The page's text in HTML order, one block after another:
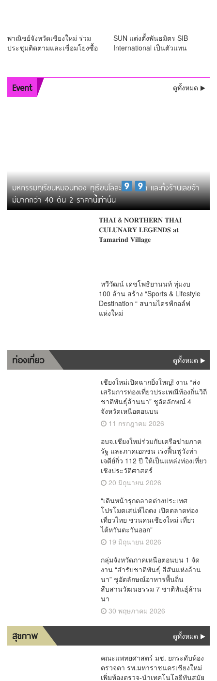
พาณิชย์จังหวัดเชียงใหม่ ร่วม
ประชุมติดตามและเชื่อมโยงซื้อ
SUN แต่งตั้งพันธมิตร SIB
International เป็นตัวแทน
KC ในตลาดเอเชีย
Event ดูทั้งหมด
มหกรรมทุเรียนหมอนทอง ทุเรียนโลละและบาท และทั้งร้านเลยจ้า
มีมากกว่า 40 ตัน 2 ราคานี้เท่านั้น
𝐓𝐇𝐀𝚰 & 𝐍𝐎𝐑𝐓𝐇𝐄𝐑𝐍 𝐓𝐇𝐀𝚰
𝐂𝐔𝐋𝐔𝐍𝐀𝐑𝐘 𝐋𝐄𝐆𝐄𝐍𝐃𝐒 𝐚𝐭
𝐓𝐚𝐦𝐚𝐫𝐢𝐧𝐝 𝐕𝐢𝐥𝐥𝐚𝐠𝐞
ทวีวัฒน์ เดชโพธิยานนท์ ทุ่มงบ
100 ล้าน สร้าง “Sports & Lifestyle
Destination “ สนามไดรฟ์กอล์ฟ
แห่งใหม่
ท่องเที่ยว ดูทั้งหมด
เชียงใหม่เปิดฉากยิ่งใหญ่! งาน “ส่ง
เสริมการท่องเที่ยวประเพณีท้องถิ่นวิถี
ชาติพันธุ์ล้านนา” ชูอัตลักษณ์ 4
จังหวัดเหนือตอนบน
11 กรกฎาคม 2026
อบจ.เชียงใหม่ร่วมกับเครือข่ายภาค
รัฐ และภาคเอกชน เร่งฟื้นฟูวังท่า
เจดีย์กิ่ว 112 ปี ให้เป็นแหล่งท่องเที่ยว
เชิงประวัติศาสตร์
20 มิถุนายน 2026
“เดินหน้ารุกตลาดต่างประเทศ
โปรโมตเสน่ห์ไถตง เปิดตลาดท่อง
เที่ยวไทย ชวนคนเชียงใหม่ เที่ยว
ไต้หวันตะวันออก”
19 มิถุนายน 2026
กลุ่มจังหวัดภาคเหนือตอนบน 1 จัด
งาน “สำรับชาติพันธุ์ สีสันแห่งล้าน
นา” ชูอัตลักษณ์อาหารพื้นถิ่น
สืบสานวัฒนธรรม 7 ชาติพันธุ์ล้าน
นา
30 พฤษภาคม 2026
สุขภาพ ดูทั้งหมด
คณะแพทยศาสตร์ มช. ยกระดับห้อง
ตรวจตา รพ.มหาราชนครเชียงใหม่
เพิ่มห้องตรวจ-นำเทคโนโลยีทันสมัย